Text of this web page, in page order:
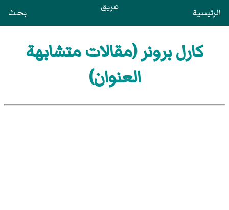
الرئيسية عريق بحث
كارل برونر (مقالات متشابهة
العنوان)